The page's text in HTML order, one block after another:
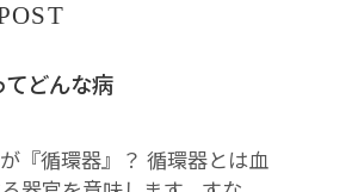
どんな病
『循環器』？ 循環器とは血